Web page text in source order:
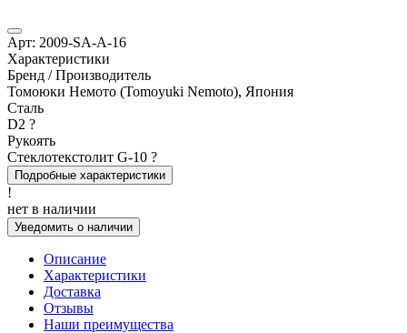
Арт: 2009-SA-A-16
Характеристики
Бренд / Производитель
Томоюки Немото (Tomoyuki Nemoto), Япония
Сталь
D2 ?
Рукоять
Стеклотекстолит G-10 ?
Подробные характеристики
!
нет в наличии
Уведомить о наличии
Описание
Характеристики
Доставка
Отзывы
Наши преимущества